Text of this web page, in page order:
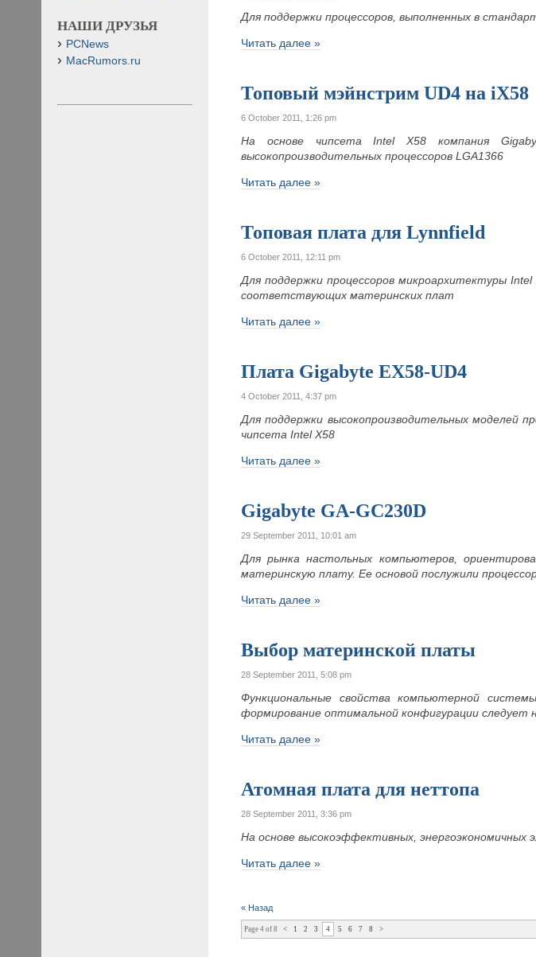
Для поддержки процессоров, выполненных в
Читать далее »
Топовый мэйнстрим UD4 на iX58
6 October 2011, 1:26 pm
На основе чипсетаIntel X58 компания
высокопроизводительных процессоровLGA1366
Читать далее »
Топовая плата для Lynnfield
6 October 2011, 12:11 pm
Для поддержки процессоров микроархитектуры
соответствующих материнских плат
Читать далее »
Плата Gigabyte EX58-UD4
4 October 2011, 4:37 pm
Для поддержки высокопроизводительных моделей
чипсета Intel X58
Читать далее »
Gigabyte GA-GC230D
29 September 2011, 10:01 am
Для рынка настольных компьютеров,
материнскую плату. Ее основой послужили
Читать далее »
Выбор материнской платы
28 September 2011, 5:08 pm
Функциональные свойства компьютерной
формирование оптимальной конфигурации
Читать далее »
Атомная плата для неттопа
28 September 2011, 3:36 pm
На основе высокоэффективных,
Читать далее »
« Назад
Page 4 of 8 < 1 2 3 4 5 6 7 8 >
НАШИ ДРУЗЬЯ
PCNews
MacRumors.ru